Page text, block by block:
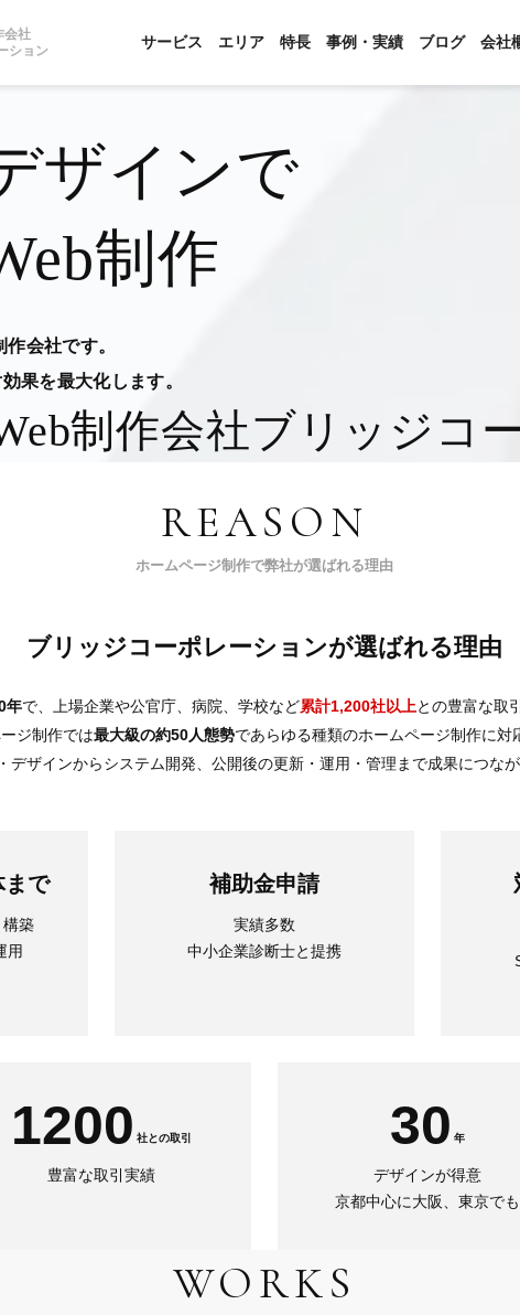
会社
ション
サービス エリア 特長 事例・実績 ブログ 会社
ザインで
制作
会社です。
果を最大化します。
制作会社ブリッジコ
REASON
ホームページ制作で弊社が選ばれる理由
ブリッジコーポレーションが選ばれる理由
年で、上場企業や公官庁、病院、学校など累計1,200社以上との豊富な取
ジ制作では最大級の約50人態勢であらゆる種類のホームページ制作に対
デザインからシステム開発、公開後の更新・運用・管理まで成果につなが
まで
築
用
補助金申請
実績多数
中小企業診断士と提携
1200 社との取引
豊富な取引実績
30 年
デザインが得意
京都中心に大阪、東京でも
WORKS